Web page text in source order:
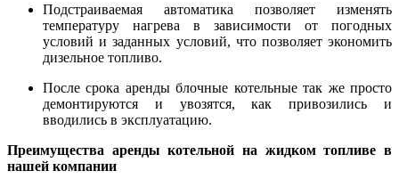
Подстраиваемая автоматика позволяет изменять
температуру нагрева в зависимости от погодных
условий и заданных условий, что позволяет экономить
дизельное топливо.
После срока аренды блочные котельные так же просто
демонтируются и увозятся, как привозились и
вводились в эксплуатацию.
Преимущества аренды котельной на жидком топливе в
нашей компании